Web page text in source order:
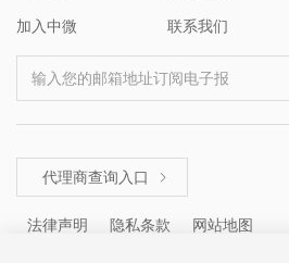
加入中微 联系我们
输入您的邮箱地址订阅电子报
代理商查询入口 
法律声明 隐私条款 网站地图